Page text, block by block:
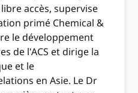
accès, supervise
primé Chemical &
le développement
de l'ACS et dirige la
et le
en Asie. Le Dr